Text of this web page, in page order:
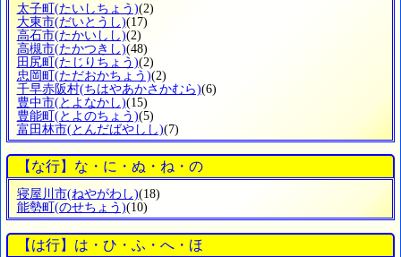
太子町(たいしちょう)(2)
大東市(だいとうし)(17)
高石市(たかいしし)(2)
高槻市(たかつきし)(48)
田尻町(たじりちょう)(2)
忠岡町(ただおかちょう)(2)
千早赤阪村(ちはやあかさかむら)(6)
豊中市(とよなかし)(15)
豊能町(とよのちょう)(5)
富田林市(とんだばやしし)(7)
【な行】な・に・ぬ・ね・の
寝屋川市(ねやがわし)(18)
能勢町 (のせちょう)(10)
【は行】は・ひ・ふ・へ・ほ